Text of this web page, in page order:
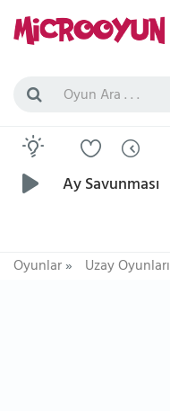
Ay Savunması
Oyunlar» Uzay Oyunları